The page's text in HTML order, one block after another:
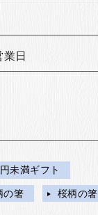
日
未満ギフト
の箸 桜柄の箸